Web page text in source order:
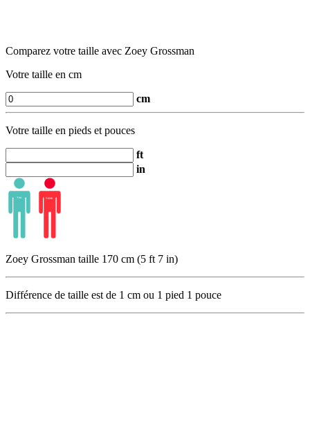
Comparez votre taille avec Zoey Grossman
Votre taille en cm
cm
Votre taille en pieds et pouces
ft
in
Zoey Grossman taille 170 cm (5 ft 7 in)
Différence de taille est de 1 cm ou 1 pied 1 pouce